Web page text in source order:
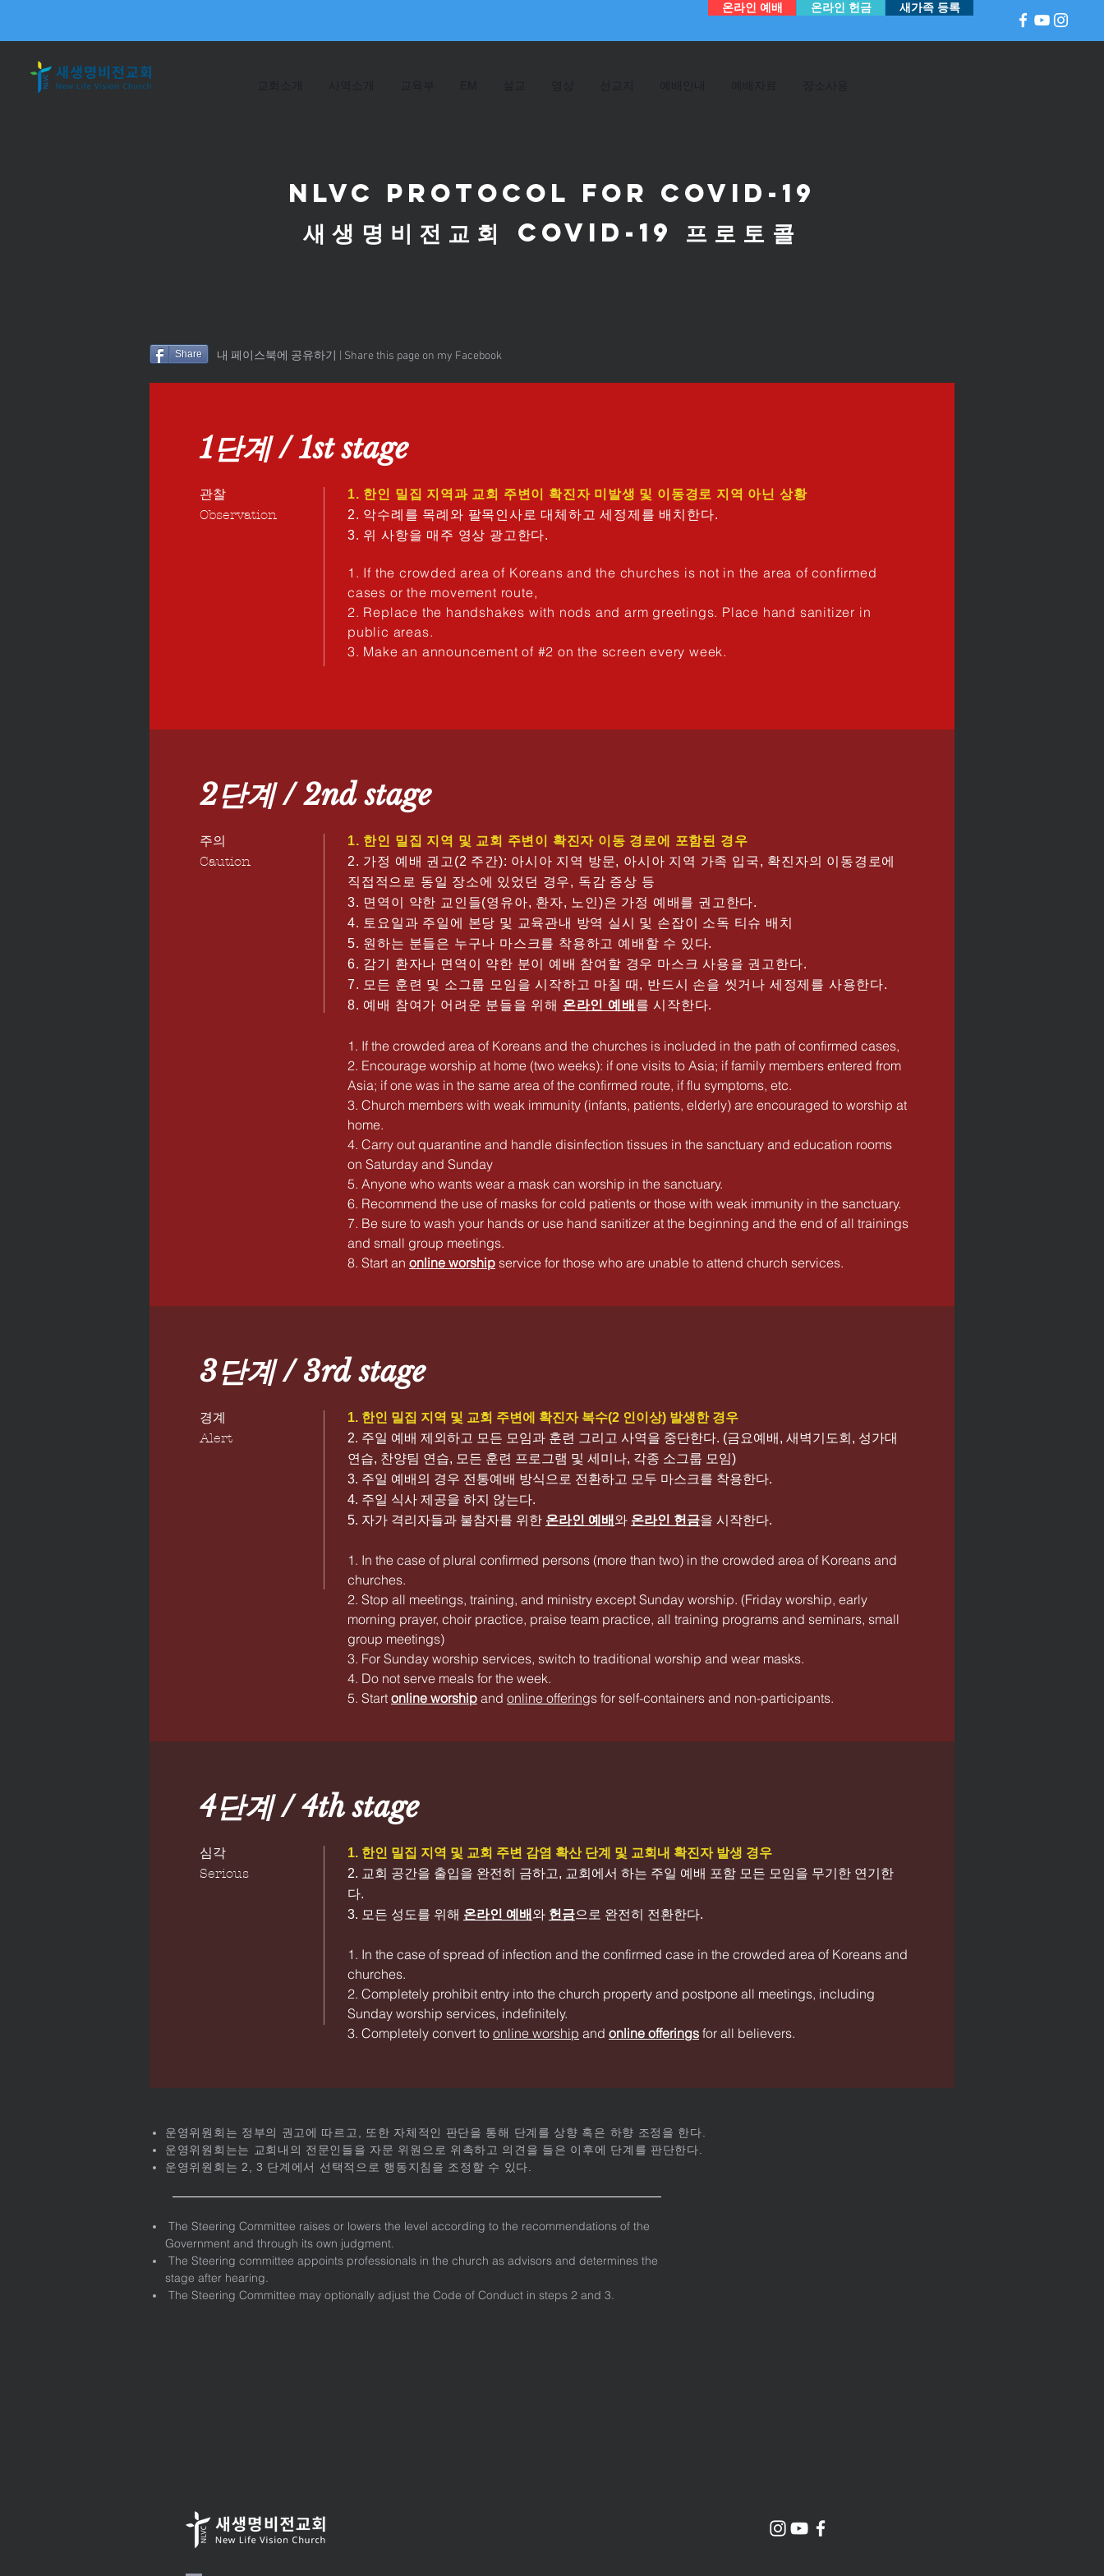
온라인 헌금 새가족 등록
온라인 예배
NLVC Protocol for COVID-19
새생명비전교회 COVID-19 프로토콜
Share 내 페이스북에 공유하기 | Share this page on my Facebook
1단계 / 1st stage
관찰
Observation
1. 한인 밀집 지역과 교회 주변이 확진자 미발생 및 이동경로 지역 아닌 상황
2. 악수례를 목례와 팔목인사로 대체하고 세정제를 배치한다.
3. 위 사항을 매주 영상 광고한다.
1. If the crowded area of Koreans and the churches is not in the area of confirmed
cases or the movement route,
2. Replace the handshakes with nods and arm greetings. Place hand sanitizer in
public areas.
3. Make an announcement of #2 on the screen every week.
2단계 / 2nd stage
주의
Caution
1. 한인 밀집 지역 및 교회 주변이 확진자 이동 경로에 포함된 경우
2. 가정 예배 권고(2 주간): 아시아 지역 방문, 아시아 지역 가족 입국, 확진자의 이동경로에
직접적으로 동일 장소에 있었던 경우, 독감 증상 등
3. 면역이 약한 교인들(영유아, 환자, 노인)은 가정 예배를 권고한다.
4. 토요일과 주일에 본당 및 교육관내 방역 실시 및 손잡이 소독 티슈 배치
5. 원하는 분들은 누구나 마스크를 착용하고 예배할 수 있다.
6. 감기 환자나 면역이 약한 분이 예배 참여할 경우 마스크 사용을 권고한다.
7. 모든 훈련 및 소그룹 모임을 시작하고 마칠 때, 반드시 손을 씻거나 세정제를 사용한다.
8. 예배 참여가 어려운 분들을 위해 온라인 예배 를 시작한다.
1. If the crowded area of Koreans and the churches is included in the path of confirmed cases,
2. Encourage worship at home (two weeks): if one visits to Asia; if family members entered from
Asia; if one was in the same area of the confirmed route, if flu symptoms, etc.
3. Church members with weak immunity (infants, patients, elderly) are encouraged to worship at
home.
4. Carry out quarantine and handle disinfection tissues in the sanctuary and education rooms
on Saturday and Sunday
5. Anyone who wants wear a mask can worship in the sanctuary.
6. Recommend the use of masks for cold patients or those with weak immunity in the sanctuary.
7. Be sure to wash your hands or use hand sanitizer at the beginning and the end of all trainings
and small group meetings.
8. Start an online worship service for those who are unable to attend church services.
3단계 / 3rd stage
경계
Alert
1. 한인 밀집 지역 및 교회 주변에 확진자 복수(2 인이상) 발생한 경우
2. 주일 예배 제외하고 모든 모임과 훈련 그리고 사역을 중단한다. (금요예배, 새벽기도회, 성가대
연습, 찬양팀 연습, 모든 훈련 프로그램 및 세미나, 각종 소그룹 모임)
3. 주일 예배의 경우 전통예배 방식으로 전환하고 모두 마스크를 착용한다.
4. 주일 식사 제공을 하지 않는다.
5. 자가 격리자들과 불참자를 위한 온라인 예배 와 온라인 헌금을 시작한다.
1. In the case of plural confirmed persons (more than two) in the crowded area of Koreans and
churches.
2. Stop all meetings, training, and ministry except Sunday worship. (Friday worship, early
morning prayer, choir practice, praise team practice, all training programs and seminars, small
group meetings)
3. For Sunday worship services, switch to traditional worship and wear masks.
4. Do not serve meals for the week.
5. Start online worship and online offerings for self-containers and non-participants.
4단계 / 4th stage
심각
Serious
1. 한인 밀집 지역 및 교회 주변 감염 확산 단계 및 교회내 확진자 발생 경우
2. 교회 공간을 출입을 완전히 금하고, 교회에서 하는 주일 예배 포함 모든 모임을 무기한 연기한
다.
3. 모든 성도를 위해 온라인 예배 와 헌금으로 완전히 전환한다.
1. In the case of spread of infection and the confirmed case in the crowded area of Koreans and
churches.
2. Completely prohibit entry into the church property and postpone all meetings, including
Sunday worship services, indefinitely.
3. Completely convert to online worship and online offerings for all believers.
운영위원회는 정부의 권고에 따르고, 또한 자체적인 판단을 통해 단계를 상향 혹은 하향 조정을 한다.
운영위원회는는 교회내의 전문인들을 자문 위원으로 위촉하고 의견을 들은 이후에 단계를 판단한다.
운영위원회는 2, 3 단계에서 선택적으로 행동지침을 조정할 수 있다.
The Steering Committee raises or lowers the level according to the recommendations of the
Government and through its own judgment.
The Steering committee appoints professionals in the church as advisors and determines the
stage after hearing.
The Steering Committee may optionally adjust the Code of Conduct in steps 2 and 3.